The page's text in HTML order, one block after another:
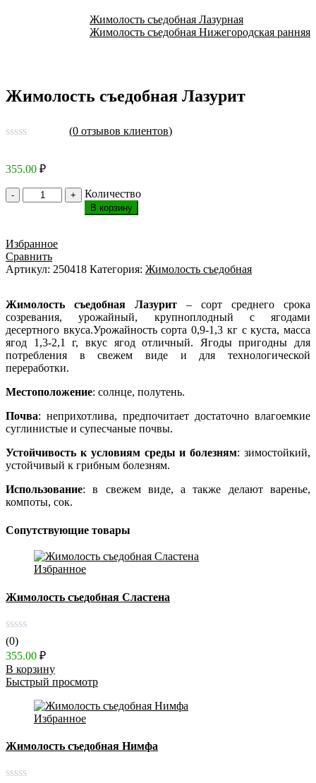
Жимолость съедобная Лазурная
Жимолость съедобная Нижегородская ранняя
Жимолость съедобная Лазурит
(0 отзывов клиентов)
355.00 ₽
Количество
В корзину
Избранное
Сравнить
Артикул: 250418 Категория: Жимолость съедобная
Жимолость съедобная Лазурит – сорт среднего срока
созревания, урожайный, крупноплодный с ягодами
десертного вкуса.Урожайность сорта 0,9-1,3 кг с куста, масса
ягод 1,3-2,1 г, вкус ягод отличный. Ягоды пригодны для
потребления в свежем виде и для технологической
переработки.
Местоположение: солнце, полутень.
Почва: неприхотлива, предпочитает достаточно влагоемкие
суглинистые и супесчаные почвы.
Устойчивость к условиям среды и болезням: зимостойкий,
устойчивый к грибным болезням.
Использование: в свежем виде, а также делают варенье,
компоты, сок.
Сопутствующие товары
Избранное
Жимолость съедобная Сластена
(0)
355.00 ₽
В корзину
Быстрый просмотр
Избранное
Жимолость съедобная Нимфа